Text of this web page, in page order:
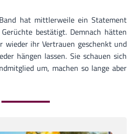
hat mittlerweile ein Statement
bestätigt. Demnach hätten
wieder ihr Vertrauen geschenkt und
hängen lassen. Sie schauen sich
um, machen so lange aber